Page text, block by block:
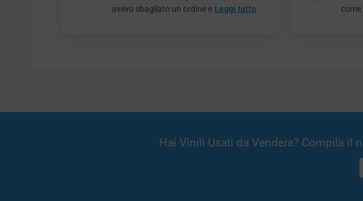
avevo sbagliato un ordine e Leggi tutto
Hai Vinili Usati da Vendere? Compila il